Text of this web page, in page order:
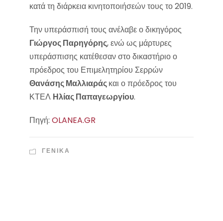
κατά τη διάρκεια κινητοποιήσεών τους το 2019.
Την υπεράσπισή τους ανέλαβε ο δικηγόρος
Γιώργος Παρηγόρης, ενώ ως μάρτυρες
υπεράσπισης κατέθεσαν στο δικαστήριο ο
πρόεδρος του Επιμελητηρίου Σερρών
Θανάσης Μαλλιαράςκαι ο πρόεδρος του
ΚΤΕΛ Ηλίας Παπαγεωργίου.
Πηγή: OLANEA.GR
ΓΕΝΙΚΑ